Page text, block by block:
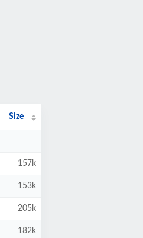
Size
157k
153k
205k
182k